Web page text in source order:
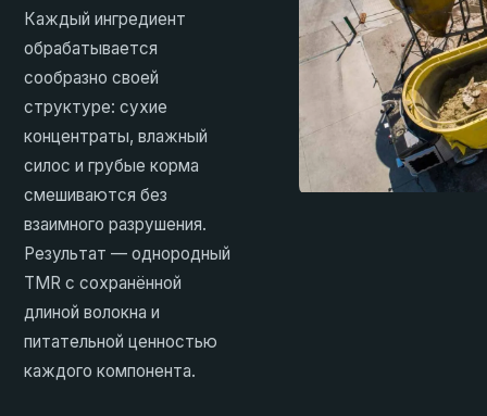
Каждый ингредиент
обрабатывается
сообразно своей
структуре: сухие
концентраты, влажный
силос и грубые корма
смешиваются без
взаимного разрушения.
Результат — однородный
TMR с сохранённой
длиной волокна и
питательной ценностью
каждого компонента.